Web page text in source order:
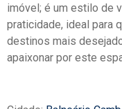
imóvel; é um estilo de
praticidade, ideal para
destinos mais
apaixonar por este